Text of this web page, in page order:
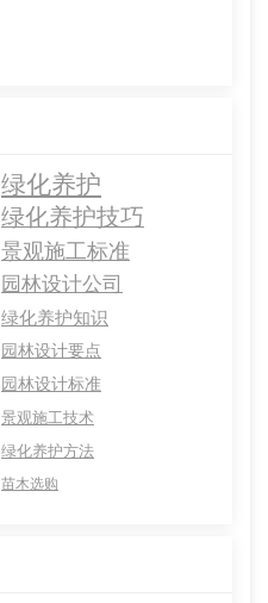
绿化养护
绿化养护技巧
景观施工标准
园林设计公司
绿化养护知识
园林设计要点
园林设计标准
景观施工技术
绿化养护方法
苗木选购